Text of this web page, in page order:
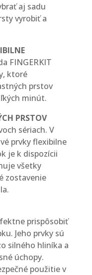
aj sadu
vyrobiť a
FINGERKIT
ktoré
prstov
minút.
PRSTOV
sériach. V
prvky flexibilne
je k dispozícii
všetky
zostavenie
prispôsobiť
Jeho prvky sú
silného hliníka a
úchopy.
použitie v